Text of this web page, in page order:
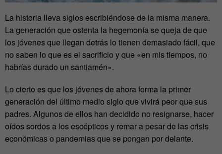
La historia lleva siglos escribiéndose de la misma manera.
La generación que ostenta la hegemonía se queja de que
los jóvenes que llegan detrás lo tienen demasiado fácil, que
no saben lo que es el sacrificio y que «en mis tiempos, no
habrías durado un santiamén».
Lo cierto es que los jóvenes de ahora forma la primer
generación del último medio siglo que vivirá peor que sus
padres. Algunos de ellos han decidido no resignarse, hacer
oídos sordos a los escépticos y remar a pesar de las crisis
económicas o pandemias que se pongan por delante.